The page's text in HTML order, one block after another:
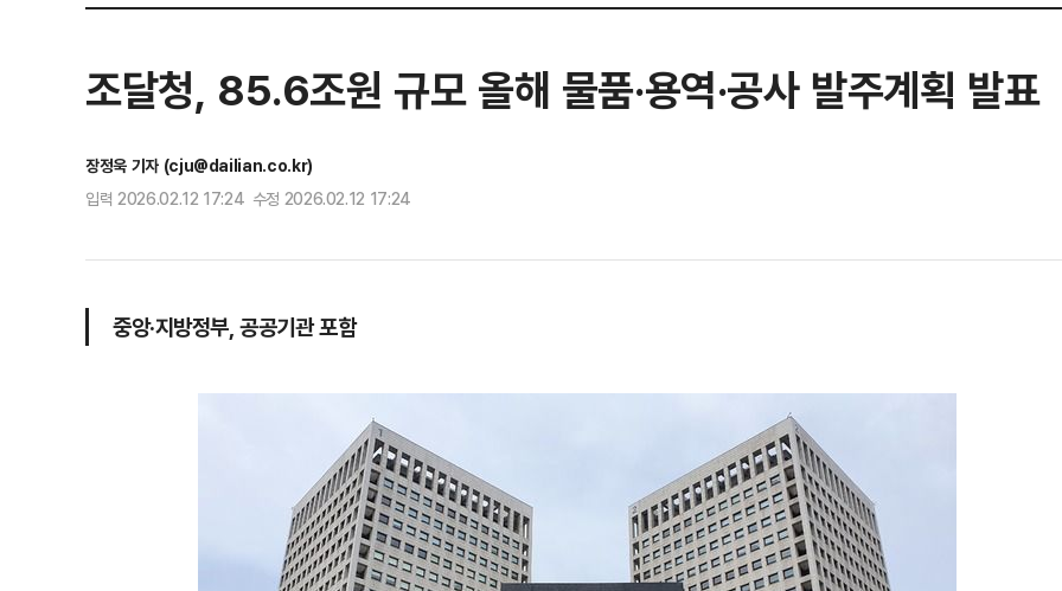
조달청, 85.6조원 규모 올해 물품·용역·공사 발주계획 발표
장정욱 기자 (cju@dailian.co.kr)
입력 2026.02.12 17:24 수정 2026.02.12 17:24
중앙·지방정부, 공공기관 포함
1
제로 갈 가능성 있나…범인의
2
李, '개미 반발'에 'ISA 개편
민의힘 "'남 탓 쇼' 멈춰라"